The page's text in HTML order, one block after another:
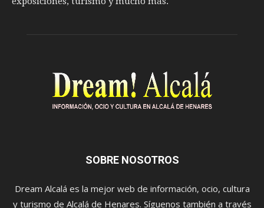
SOBRE NOSOTROS
Dream Alcalá es la mejor web de información, ocio, cultura
y turismo de Alcalá de Henares. Síguenos también a través